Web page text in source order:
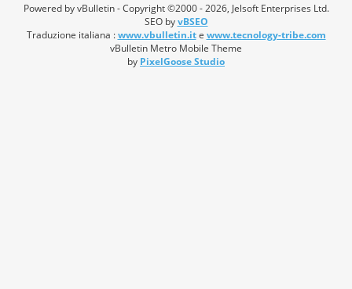
Powered by vBulletin - Copyright ©2000 - 2026, Jelsoft Enterprises Ltd.
SEO byvBSEO
Traduzione italiana :www.vbulletin.ite www.tecnology-tribe.com
vBulletin Metro Mobile Theme
by PixelGoose Studio